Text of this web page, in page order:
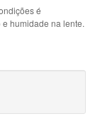
é
humidade na lente.